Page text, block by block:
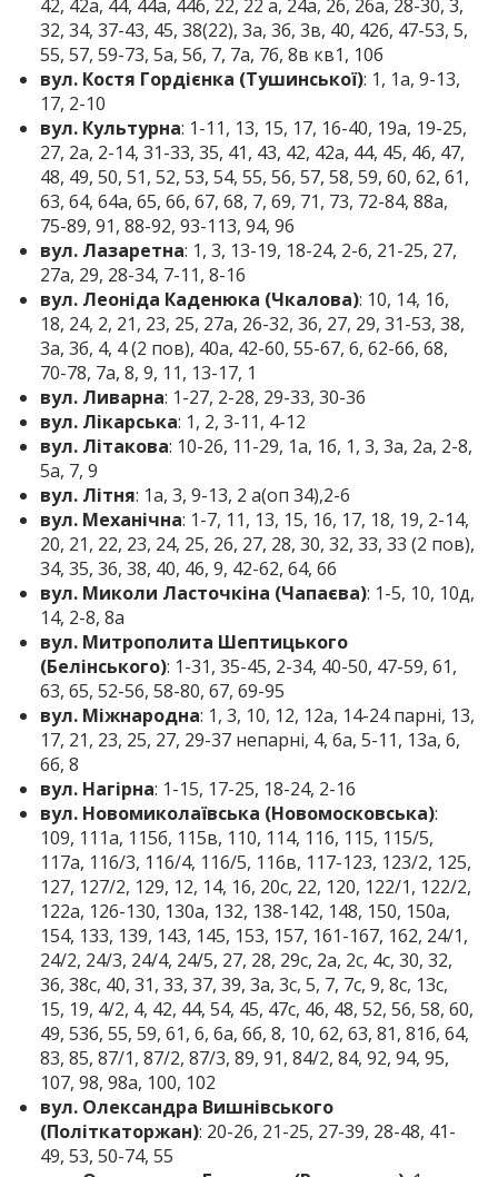
42, 42а, 44, 44а, 44б, 22, 22 а, 24а, 26, 26а, 28-30, 3,
32, 34, 37-43, 45, 38(22), 3а, 3б, 3в, 40, 42б, 47-53, 5,
55, 57, 59-73, 5а, 5б, 7, 7а, 7б, 8в кв1, 10б
вул. Костя Гордієнка (Тушинської): 1, 1а, 9-13,
17, 2-10
вул. Культурна: 1-11, 13, 15, 17, 16-40, 19а, 19-25,
27, 2а, 2-14, 31-33, 35, 41, 43, 42, 42а, 44, 45, 46, 47,
48, 49, 50, 51, 52, 53, 54, 55, 56, 57, 58, 59, 60, 62, 61,
63, 64, 64а, 65, 66, 67, 68, 7, 69, 71, 73, 72-84, 88а,
75-89, 91, 88-92, 93-113, 94, 96
вул. Лазаретна: 1, 3, 13-19, 18-24, 2-6, 21-25, 27,
27а, 29, 28-34, 7-11, 8-16
вул. Леоніда Каденюка (Чкалова): 10, 14, 16,
18, 24, 2, 21, 23, 25, 27а, 26-32, 36, 27, 29, 31-53, 38,
3а, 3б, 4, 4 (2 пов), 40а, 42-60, 55-67, 6, 62-66, 68,
70-78, 7а, 8, 9, 11, 13-17, 1
вул. Ливарна: 1-27, 2-28, 29-33, 30-36
вул. Лікарська: 1, 2, 3-11, 4-12
вул. Літакова: 10-26, 11-29, 1а, 1б, 1, 3, 3а, 2а, 2-8,
5а, 7, 9
вул. Літня: 1а, 3, 9-13, 2 а(оп 34),2-6
вул. Механічна: 1-7, 11, 13, 15, 16, 17, 18, 19, 2-14,
20, 21, 22, 23, 24, 25, 26, 27, 28, 30, 32, 33, 33 (2 пов),
34, 35, 36, 38, 40, 46, 9, 42-62, 64, 66
вул. Миколи Ласточкіна (Чапаєва): 1-5, 10, 10д,
14, 2-8, 8а
вул. Митрополита Шептицького
(Белінського): 1-31, 35-45, 2-34, 40-50, 47-59, 61,
63, 65, 52-56, 58-80, 67, 69-95
вул. Міжнародна: 1, 3, 10, 12, 12а, 14-24 парні, 13,
17, 21, 23, 25, 27, 29-37 непарні, 4, 6а, 5-11, 13а, 6,
6б, 8
вул. Нагірна: 1-15, 17-25, 18-24, 2-16
вул. Новомиколаївська (Новомосковська):
109, 111а, 115б, 115в, 110, 114, 116, 115, 115/5,
117а, 116/3, 116/4, 116/5, 116в, 117-123, 123/2, 125,
127, 127/2, 129, 12, 14, 16, 20с, 22, 120, 122/1, 122/2,
122а, 126-130, 130а, 132, 138-142, 148, 150, 150а,
154, 133, 139, 143, 145, 153, 157, 161-167, 162, 24/1,
24/2, 24/3, 24/4, 24/5, 27, 28, 29с, 2а, 2с, 4с, 30, 32,
36, 38с, 40, 31, 33, 37, 39, 3а, 3с, 5, 7, 7с, 9, 8с, 13с,
15, 19, 4/2, 4, 42, 44, 54, 45, 47с, 46, 48, 52, 56, 58, 60,
49, 53б, 55, 59, 61, 6, 6а, 6б, 8, 10, 62, 63, 81, 81б, 64,
83, 85, 87/1, 87/2, 87/3, 89, 91, 84/2, 84, 92, 94, 95,
107, 98, 98а, 100, 102
вул. Олександра Вишнівського
(Політкаторжан): 20-26, 21-25, 27-39, 28-48, 41-
49, 53, 50-74, 55